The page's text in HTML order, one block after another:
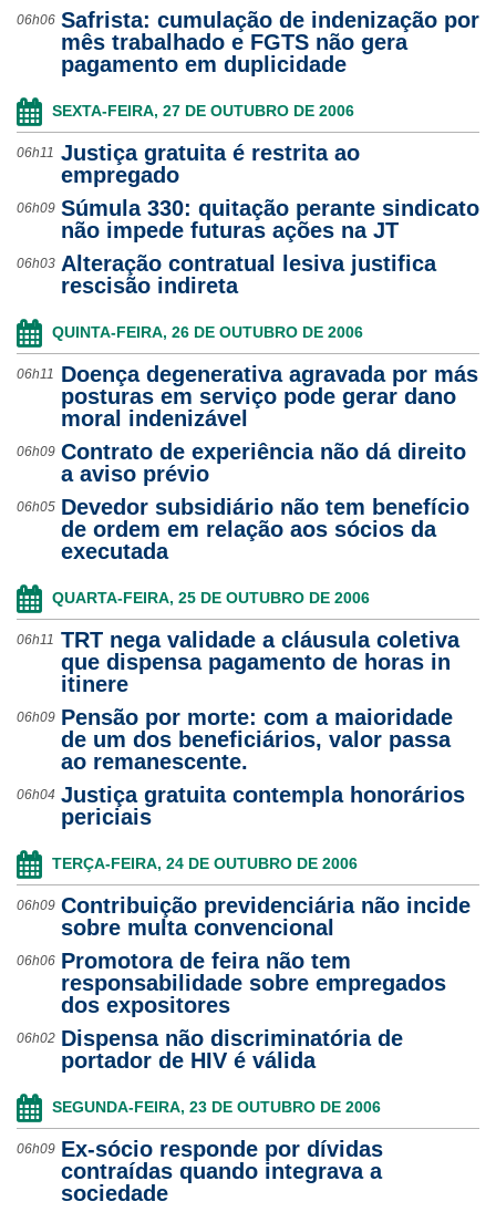
06h06 Safrista: cumulação de indenização por
mês trabalhado e FGTS não gera
pagamento em duplicidade
SEXTA-FEIRA, 27 DE OUTUBRO DE 2006
06h11 Justiça gratuita é restrita ao
empregado
06h09 Súmula 330: quitação perante sindicato
não impede futuras ações na JT
06h03 Alteração contratual lesiva justifica
rescisão indireta
QUINTA-FEIRA, 26 DE OUTUBRO DE 2006
06h11
Doença degenerativa agravada por más
posturas em serviço pode gerar dano
moral indenizável
06h09 Contrato de experiência não dá direito
a aviso prévio
06h05 Devedor subsidiário não tem benefício
de ordem em relação aos sócios da
executada
QUARTA-FEIRA, 25 DE OUTUBRO DE 2006
06h11 TRT nega validade a cláusula coletiva
que dispensa pagamento de horas in
itinere
06h09 Pensão por morte: com a maioridade
de um dos beneficiários, valor passa
ao remanescente.
06h04 Justiça gratuita contempla honorários
periciais
TERÇA-FEIRA, 24 DE OUTUBRO DE 2006
06h09 Contribuição previdenciária não incide
sobre multa convencional
06h06 Promotora de feira não tem
responsabilidade sobre empregados
dos expositores
06h02 Dispensa não discriminatória de
portador de HIV é válida
SEGUNDA-FEIRA, 23 DE OUTUBRO DE 2006
06h09 Ex-sócio responde por dívidas
contraídas quando integrava a
sociedade